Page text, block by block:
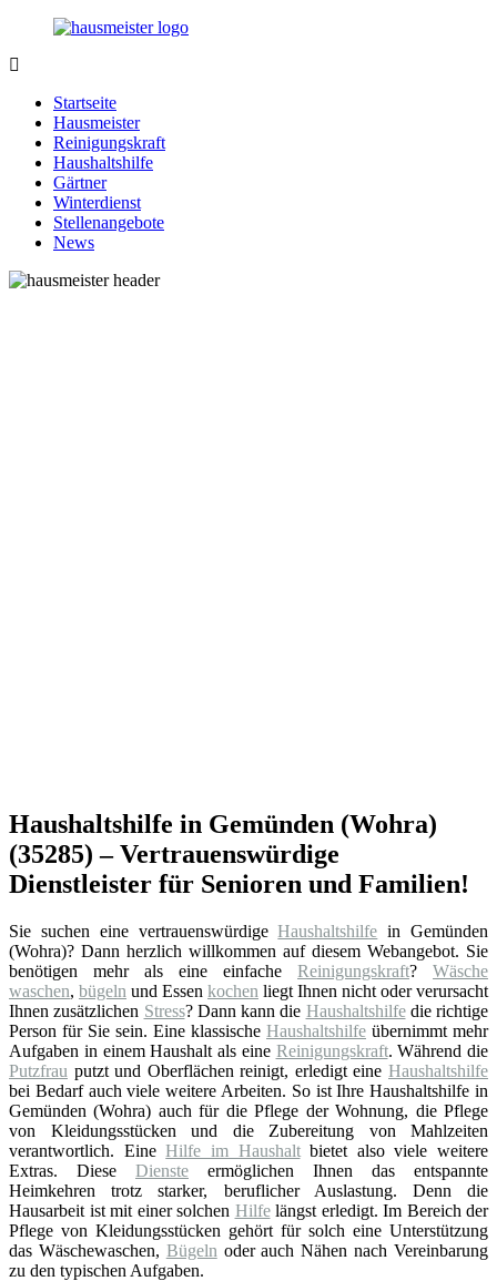
Zurück
Inhalt
Hausmeister.de
rund
Ihren
Haushalt
Startseite
Hausmeister
Reinigungskraft
Haushaltshilfe
Gärtner
Winterdienst
Stellenangebote
News
Haushaltshilfe in Gemünden (Wohra)
(35285) – Vertrauenswürdige
Dienstleister für Senioren und Familien!
Sie suchen eine vertrauenswürdigeHaushaltshilfe in Gemünden
(Wohra)? Dann herzlich willkommen auf diesem Webangebot. Sie
benötigen mehr als eine einfache Reinigungskraft? Wäsche
waschen, bügeln und Essen kochen liegt Ihnen nicht oder verursacht
Ihnen zusätzlichen Stress? Dann kann die Haushaltshilfedie richtige
Person für Sie sein. Eine klassische Haushaltshilfe übernimmt mehr
Aufgaben in einem Haushalt als eine Reinigungskraft. Während die
Putzfrau putzt und Oberflächen reinigt, erledigt eine Haushaltshilfe
bei Bedarf auch viele weitere Arbeiten. So ist Ihre Haushaltshilfe in
Gemünden (Wohra) auch für die Pflege der Wohnung, die Pflege
von Kleidungsstücken und die Zubereitung von Mahlzeiten
verantwortlich. EineHilfe im Haushaltbietet also viele weitere
Extras. Diese Dienste ermöglichen Ihnen das entspannte
Heimkehren trotz starker, beruflicher Auslastung. Denn die
Hausarbeit ist mit einer solchen Hilfelängst erledigt. Im Bereich der
Pflege von Kleidungsstücken gehört für solch eine Unterstützung
das Wäschewaschen, Bügeln oder auch Nähen nach Vereinbarung
zu den typischen Aufgaben.